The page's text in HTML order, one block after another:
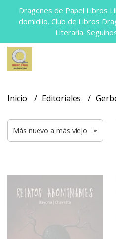
Dragones de Papel Libros
domicilio. Club de Libros
Literaria.
Inicio Editoriales